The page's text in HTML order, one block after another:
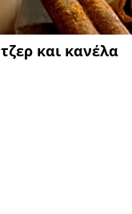
και κανέλα